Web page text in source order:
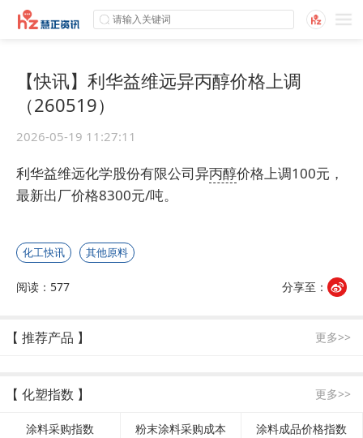
【快讯】利华益维远异丙醇价格上调
（260519）
2026-05-19 11:27:11
利华益维远化学股份有限公司异丙醇价格上调100元，
最新出厂价格8300元/吨。
化工快讯 其他原料
阅读：577 分享至：
【 推荐产品 】 更多>>
【 化塑指数 】 更多>>
涂料采购指数 粉末涂料采购成本 涂料成品价格指数